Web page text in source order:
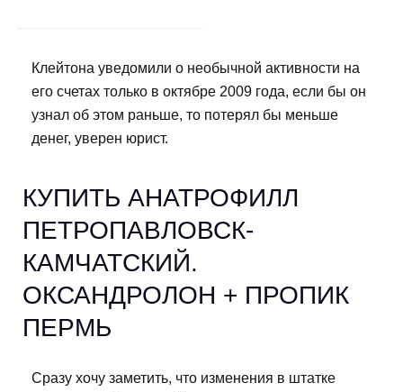
Клейтона уведомили о необычной активности на
его счетах только в октябре 2009 года, если бы он
узнал об этом раньше, то потерял бы меньше
денег, уверен юрист.
КУПИТЬ АНАТРОФИЛЛ
ПЕТРОПАВЛОВСК-
КАМЧАТСКИЙ.
ОКСАНДРОЛОН + ПРОПИК
ПЕРМЬ
Сразу хочу заметить, что изменения в штатке